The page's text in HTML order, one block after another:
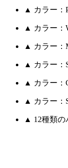
▲ カラー：
▲ カラー：
▲ カラー：
▲ カラー：
▲ カラー：
▲ カラー：
▲ 12種類の